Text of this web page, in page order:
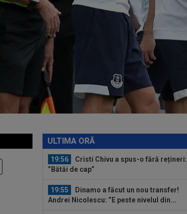
ULTIMA ORĂ
19:14
Ce se întâmplă cu Denis Alibec:
Sabău a făcut anunțul
19:13
Mihaela Rădulescu a fost
”ștearsă complet” și nu s-a mai putut
abține: ”Trebuie...
Dinamo - FC Voluntari LIVE
VIDEO, sâmbătă, 21:30, la DGS 1. Egalitate
de puncte...
20:02
VIDEO
Unirea Slobozia - Gloria
Bistrița 0-3 | Scorul final a fost stabilit de
21:00, în direct la Digi Sport 1. ECHIPELE.
Se...
19:56
Cristi Chivu a spus-o fără rețineri:
”Bătăi de cap”
19:55
Dinamo a făcut un nou transfer!
Andrei Nicolescu: ”E peste nivelul din...